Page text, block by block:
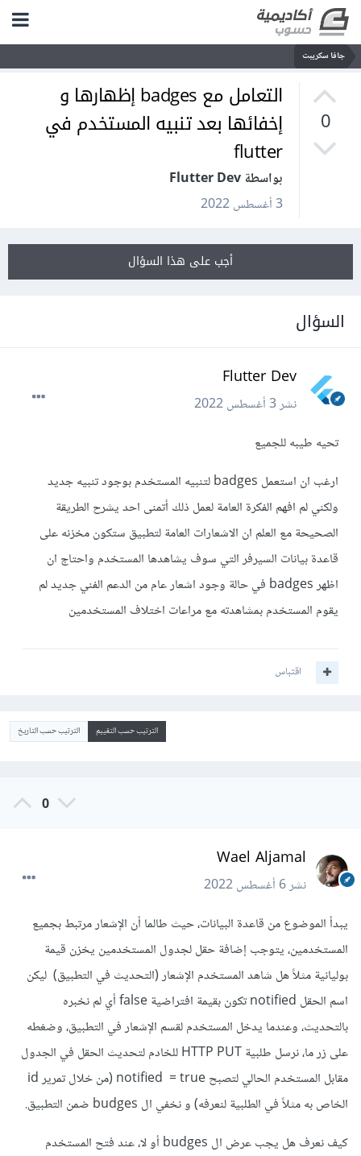
جافا سكريبت
0
التعامل مع badges إظهارها و
إخفائها بعد تنبيه المستخدم في
flutter
بواسطة Flutter Dev
3 أغسطس 2022
أجب على هذا السؤال
السؤال
Flutter Dev
نشر3 أغسطس 2022
تحيه طيبه للجميع
ارغب ان استعمل badges لتنبيه المستخدم بوجود تنبيه جديد
ولكني لم افهم الفكرة العامة لعمل ذلك أتمنى احد يشرح الطريقة
الصحيحة مع العلم ان الاشعارات العامة لتطبيق ستكون مخزنه على
قاعدة بيانات السيرفر التي سوف يشاهدها المستخدم واحتاج ان
اظهر badges في حالة وجود اشعار عام من الدعم الفني جديد لم
يقوم المستخدم بمشاهدته مع مراعات اختلاف المستخدمين
اقتباس
الترتيب حسب التقييم الترتيب حسب التاريخ
0
Wael Aljamal
نشر6 أغسطس 2022
يبدأ الموضوع من قاعدة البيانات، حيث طالما أن الإشعار مرتبط بجميع
المستخدمين، يتوجب إضافة حقل لجدول المستخدمين يخزن قيمة
بوليانية مثلاً هل شاهد المستخدم الإشعار (التحديث في التطبيق) ليكن
اسم الحقل notified تكون بقيمة افتراضية false أي لم نخبره
بالتحديث، وعندما يدخل المستخدم لقسم الإشعار في التطبيق، وضغطه
على زر ما، نرسل طلبية HTTP PUT للخادم لتحديث الحقل في الجدول
مقابل المستخدم الحالي لتصبح notified = true (من خلال تمرير id
الخاص به مثلاً في الطلبية لنعرفه) و نخفي ال budges ضمن التطبيق.
كيف نعرف هل يجب عرض ال budges أو لا، عند فتح المستخدم